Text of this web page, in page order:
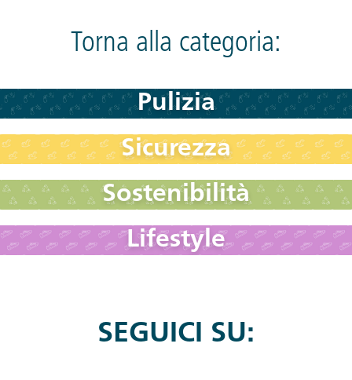
Torna alla categoria:
Pulizia
Sicurezza
Sostenibilità
Lifestyle
SEGUICI SU: